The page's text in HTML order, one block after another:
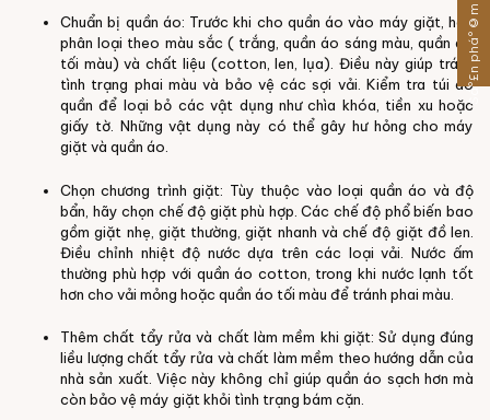
Chuẩn bị quần áo: Trước khi cho quần áo vào máy giặt, hãy
phân loại theo màu sắc ( trắng, quần áo sáng màu, quần áo
tối màu) và chất liệu (cotton, len, lụa). Điều này giúp tránh
tình trạng phai màu và bảo vệ các sợi vải. Kiểm tra túi áo
quần để loại bỏ các vật dụng như chìa khóa, tiền xu hoặc
giấy tờ. Những vật dụng này có thể gây hư hỏng cho máy
giặt và quần áo.
Chọn chương trình giặt: Tùy thuộc vào loại quần áo và độ
bẩn, hãy chọn chế độ giặt phù hợp. Các chế độ phổ biến bao
gồm giặt nhẹ, giặt thường, giặt nhanh và chế độ giặt đồ len.
Điều chỉnh nhiệt độ nước dựa trên các loại vải. Nước ấm
thường phù hợp với quần áo cotton, trong khi nước lạnh tốt
hơn cho vải mỏng hoặc quần áo tối màu để tránh phai màu.
Thêm chất tẩy rửa và chất làm mềm khi giặt: Sử dụng đúng
liều lượng chất tẩy rửa và chất làm mềm theo hướng dẫn của
nhà sản xuất. Việc này không chỉ giúp quần áo sạch hơn mà
còn bảo vệ máy giặt khỏi tình trạng bám cặn.
Sáº£n pháº©m khÃ¡c